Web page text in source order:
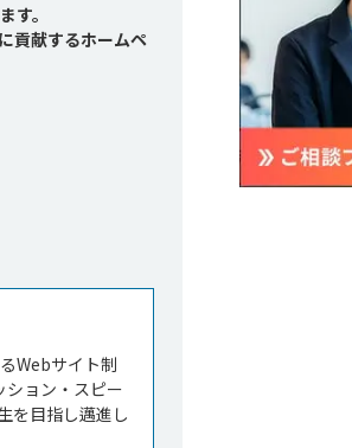
す。
貢献するホームペ
Webサイト制
ション・スピー
を目指し邁進し